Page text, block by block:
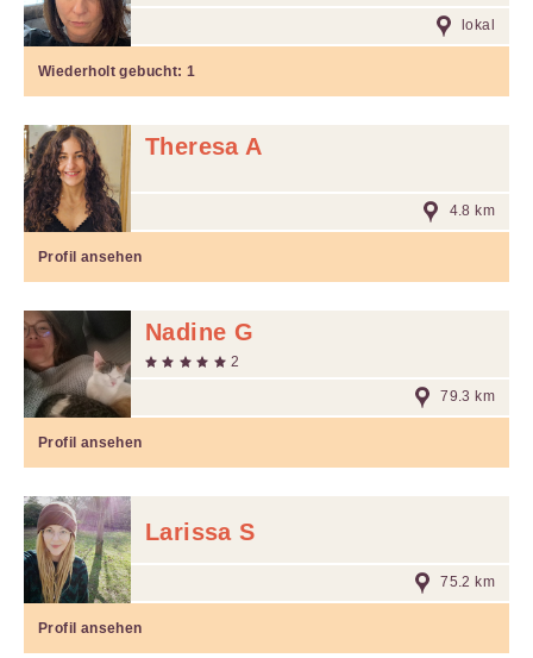
lokal
Wiederholt gebucht:1
Theresa A
4.8 km
Profil ansehen
Nadine G
2
79.3 km
Profil ansehen
Larissa S
75.2 km
Profil ansehen